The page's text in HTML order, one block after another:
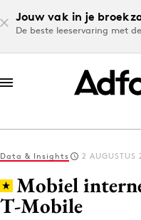
Jouw vak in je
De beste leeservaring met
Log in
Data & Insights 2 AUGUSTUS
Mobiel
T-Mobile